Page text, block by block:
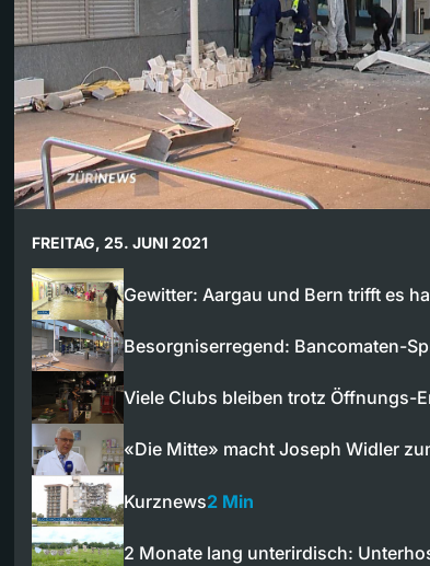
FREITAG, 25. JUNI 2021
Gewitter: Aargau und Bern trifft es
Besorgniserregend: Bancomaten-
Viele Clubs bleiben trotz Öffnungs-
«Die Mitte» macht Joseph Widler
Kurznews2 Min
2 Monate lang unterirdisch: